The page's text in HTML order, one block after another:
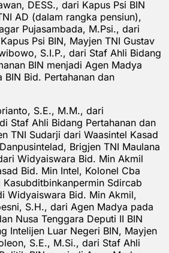
DESS., dari Kapus Psi BIN
AD (dalam rangka pensiun),
Pujasambada, M.Psi., dari
Psi BIN, Mayjen TNI Gustav
S.I.P., dari Staf Ahli Bidang
BIN menjadi Agen Madya
BIN Bid. Pertahanan dan
S.E., M.M., dari
Staf Ahli Bidang Pertahanan dan
TNI Sudarji dari Waasintel Kasad
Brigjen TNI Maulana
Widyaiswara Bid. Min Akmil
Bid. Min Intel, Kolonel Cba
Sdircab
Widyaiswara Bid. Min Akmil,
S.H., dari Agen Madya pada
Nusa Tenggara Deputi II BIN
Intelijen Luar Negeri BIN, Mayjen
S.E., M.Si., dari Staf Ahli